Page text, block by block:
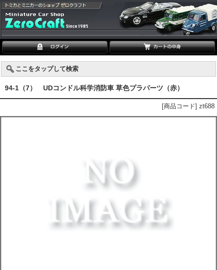
ここをタップして検索
94-1（7） UDコンドル科学消防車 草色プラパーツ（赤）
[商品コード] zt688